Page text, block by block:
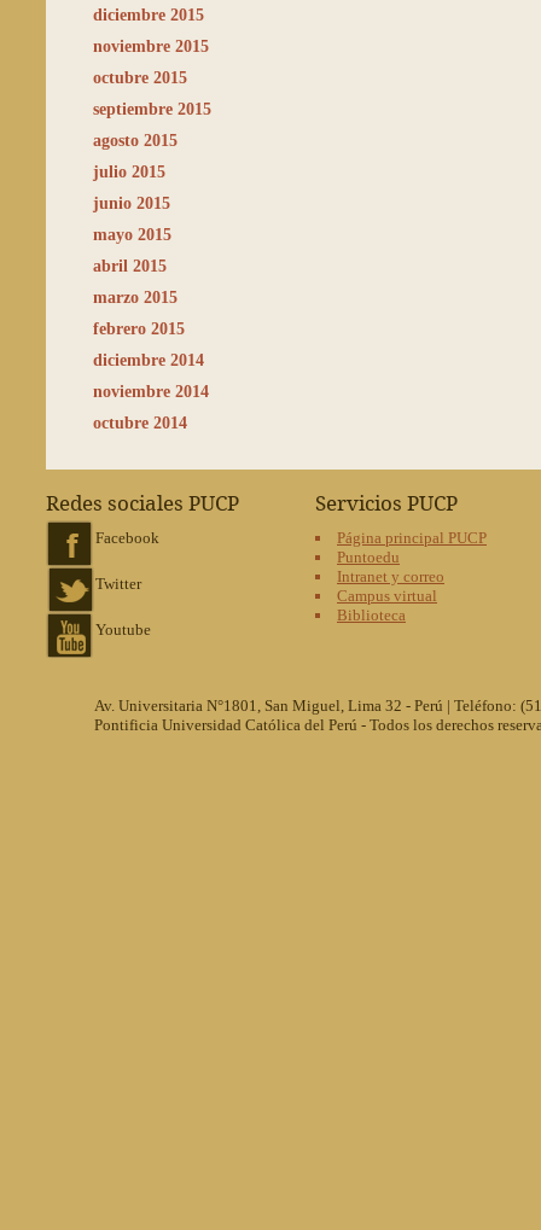
diciembre 2015
noviembre 2015
octubre 2015
septiembre 2015
agosto 2015
julio 2015
junio 2015
mayo 2015
abril 2015
marzo 2015
febrero 2015
diciembre 2014
noviembre 2014
octubre 2014
Redes sociales PUCP
Facebook
Twitter
Youtube
Servicios PUCP
Página principal PUCP
Puntoedu
Intranet y correo
Campus virtual
Biblioteca
Av. Universitaria N°1801, San Miguel, Lima 32 - Perú | Teléfono:
Pontificia Universidad Católica del Perú - Todos los derechos